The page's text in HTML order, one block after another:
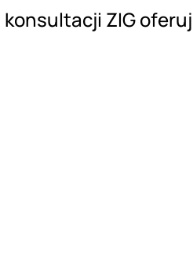
konsultacji ZIG